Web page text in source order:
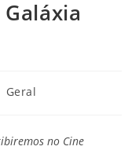
Geral
no Cine